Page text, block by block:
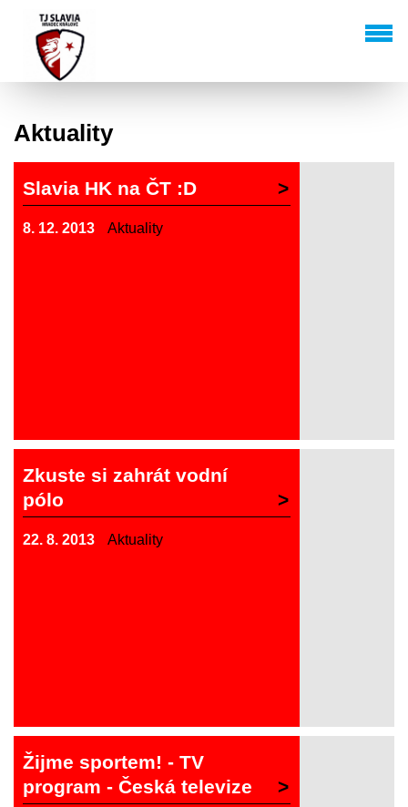
Aktuality
Slavia HK na ČT :D
8. 12. 2013 Aktuality
Zkuste si zahrát vodní
pólo
22. 8. 2013 Aktuality
Žijme sportem! - TV
program - Česká televize